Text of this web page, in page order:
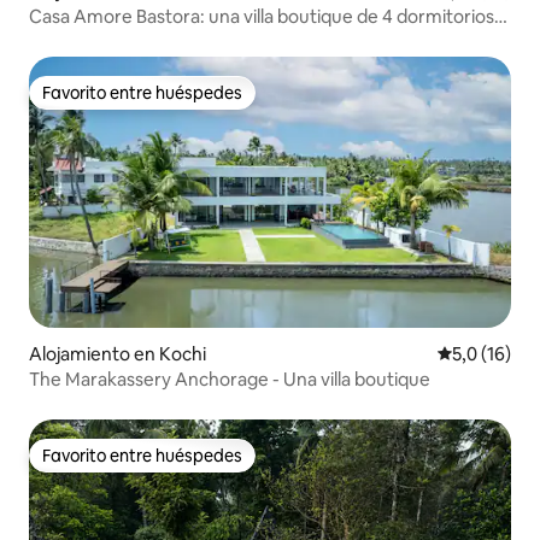
Casa Amore Bastora: una villa boutique de 4 dormitorios
Favorito entre huéspedes
Favorito entre huéspedes
Alojamiento en Kochi Calificación
5,0 (16)
The Marakassery Anchorage - Una villa boutique
Favorito entre huéspedes
Favorito entre huéspedes